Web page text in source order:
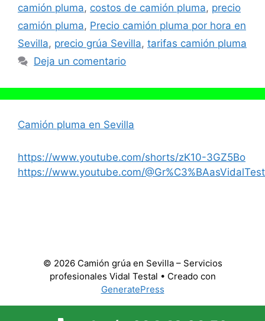
camión pluma, costos de camión pluma, precio
camión pluma, Precio camión pluma por hora en
Sevilla, precio grúa Sevilla, tarifas camión pluma
Deja un comentario
Camión pluma en Sevilla
https://www.youtube.com/shorts/zK10-3GZ5Bo
https://www.youtube.com/
© 2026 Camión grúa en Sevilla – Servicios
profesionales Vidal Testal • Creado con
GeneratePress